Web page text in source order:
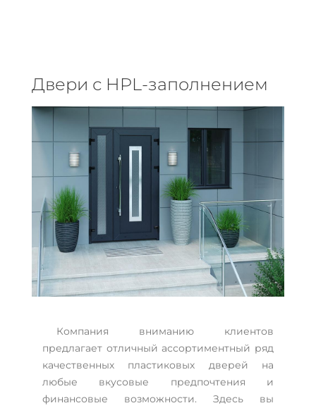
Двери с HPL-заполнением
Компания вниманию клиентов
предлагает отличный ассортиментный ряд
качественных пластиковых дверей на
любые вкусовые предпочтения и
финансовые возможности. Здесь вы